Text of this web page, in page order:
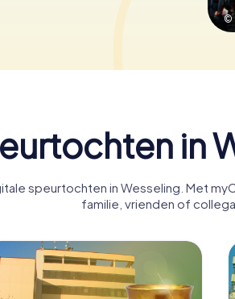
©
in
speurtochten in Wesseling. Met
familie, vrienden of